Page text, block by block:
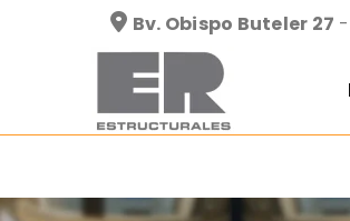
Bv. Obispo Buteler 27